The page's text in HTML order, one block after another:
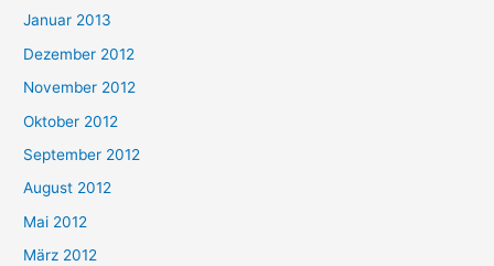
Januar 2013
Dezember 2012
November 2012
Oktober 2012
September 2012
August 2012
Mai 2012
März 2012